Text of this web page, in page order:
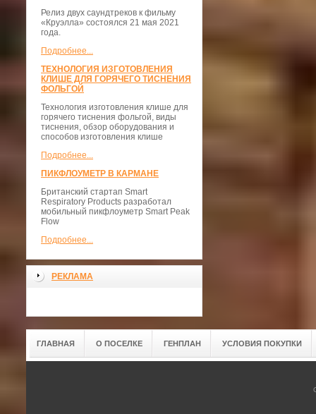
Релиз двух саундтреков к фильму
«Круэлла» состоялся 21 мая 2021
года.
Подробнее...
ТЕХНОЛОГИЯ ИЗГОТОВЛЕНИЯ
КЛИШЕ ДЛЯ ГОРЯЧЕГО ТИСНЕНИЯ
ФОЛЬГОЙ
Технология изготовления клише для
горячего тиснения фольгой, виды
тиснения, обзор оборудования и
способов изготовления клише
Подробнее...
ПИКФЛОУМЕТР В КАРМАНЕ
Британский стартап Smart
Respiratory Products разработал
мобильный пикфлоуметр Smart Peak
Flow
Подробнее...
РЕКЛАМА
ГЛАВНАЯ О ПОСЕЛКЕ ГЕНПЛАН УСЛОВИЯ ПОКУПКИ